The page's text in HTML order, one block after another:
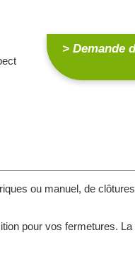
> Demande
ou manuel, de
pour vos fermetures. La